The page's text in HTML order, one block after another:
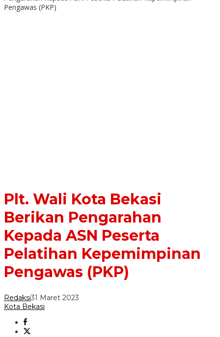
Pengawas (PKP)
Plt. Wali Kota Bekasi
Berikan Pengarahan
Kepada ASN Peserta
Pelatihan Kepemimpinan
Pengawas (PKP)
Redaksi31 Maret 2023
Kota Bekasi